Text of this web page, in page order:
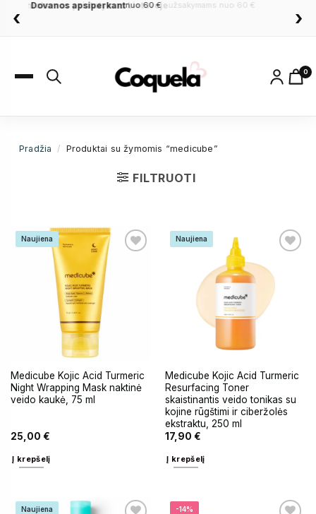
‹
Dovanos apsiperkantnuo 60 €
›
0
Pradžia / Produktai su žymomis “medicube”
FILTRUOTI
Naujiena
Medicube Kojic Acid Turmeric
Night Wrapping Mask naktinė
veido kaukė, 75 ml
25,00 €
Į krepšelį
Naujiena
Medicube Kojic Acid Turmeric
Resurfacing Toner
skaistinantis veido tonikas su
kojine rūgštimi ir ciberžolės
ekstraktu, 250 ml
17,90 €
Į krepšelį
Naujiena
-14%
Šiandien ne mano diena
5% NUOLAIDA DEJA...
BEVEIK!
10% NUOLAIDA
KITĄ KARTĄ
15% NUOLAIDA
BEVEIK!
20% NUOLAIDA
DEJA.. BANDYKITE VĖL
Įveskite savo el. pašto adresą ir pasukite ratą. Tai
jūsų šansas laimėti puikias nuolaidas!